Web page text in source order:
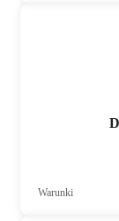
Warunki